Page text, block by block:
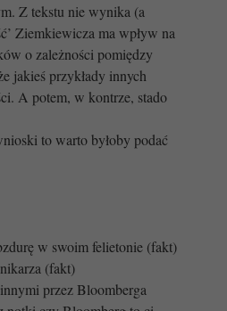
Z tekstu nie wynika (a
Ziemkiewicza ma wpływ na
o zależności pomiędzy
jakieś przykłady innych
A potem, w kontrze, stado
to warto byłoby podać
w swoim felietonie (fakt)
(fakt)
przez Bloomberga